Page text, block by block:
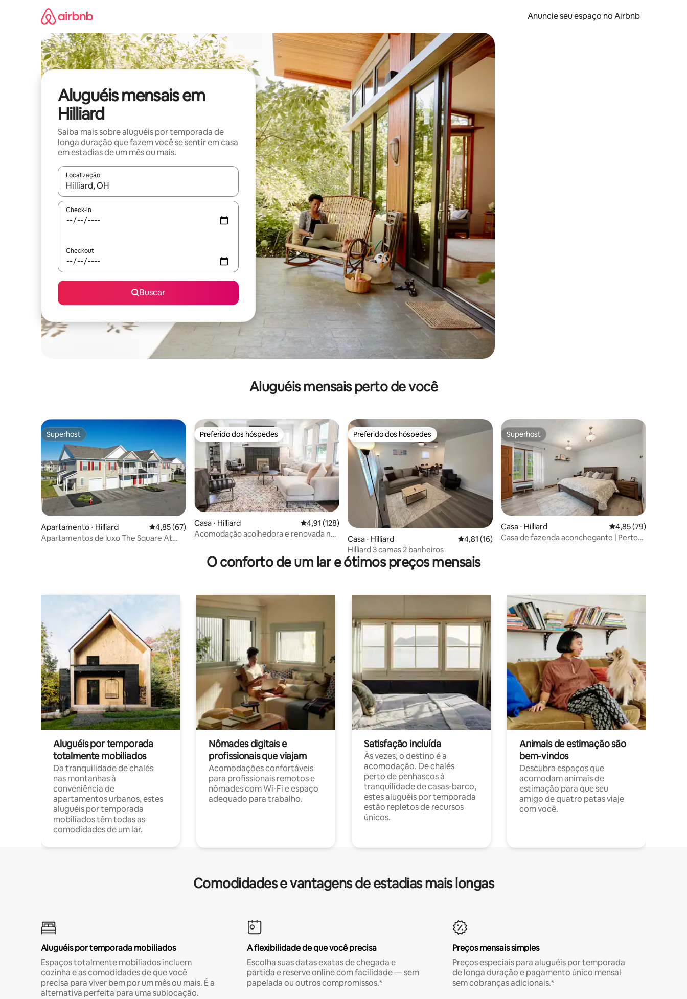
Anuncie seu espaço no Airbnb
Aluguéis mensais em
Hilliard
Saiba mais sobre aluguéis por temporada de
longa duração que fazem você se sentir em casa
em estadias de um mês ou mais.
Localização
Quando os resultados estiverem disponíveis, explore-os usando as seta para cima e para baixo do teclado ou tocando e deslizando o dedo na tela.
Check-in
Checkout
Buscar
Aluguéis mensais perto de você
Superhost
Superhost
Apartamento ⋅ Hilliard 4,85 de uma avaliação média de 5, 67 avaliações
4,85 (67)
Apartamentos de luxo The Square At
Preferido dos hóspedes
Preferido dos hóspedes
Casa ⋅ Hilliard 4,91 de uma avaliação média de 5, 128 avaliações
4,91 (128)
Acomodação acolhedora e renovada no
Preferido dos hóspedes
Preferido dos hóspedes
Casa ⋅ Hilliard 4,81 de uma avaliação média de 5, 16 avaliações
4,81 (16)
Hilliard 3 camas 2 banheiros
Superhost
Superhost
Casa ⋅ Hilliard 4,85 de uma
4,85 (79)
Casa de fazenda aconchegante | Perto
O conforto de um lar e ótimos preços mensais
Aluguéis por temporada
totalmente mobiliados
Da tranquilidade de chalés
nas montanhas à
conveniência de
apartamentos urbanos, estes
aluguéis por temporada
mobiliados têm todas as
comodidades de um lar.
Nômades digitais e
profissionais que viajam
Acomodações confortáveis
para profissionais remotos e
nômades com Wi-Fi e espaço
adequado para trabalho.
Satisfação incluída
Às vezes, o destino é a
acomodação. De chalés
perto de penhascos à
tranquilidade de casas-barco,
estes aluguéis por temporada
estão repletos de recursos
únicos.
Animais de estimação são
bem-vindos
Descubra espaços que
acomodam animais de
estimação para que seu
amigo de quatro patas viaje
com você.
Comodidades e vantagens de estadias mais longas
Aluguéis por temporada mobiliados
Espaços totalmente mobiliados incluem
cozinha e as comodidades de que você
precisa para viver bem por um mês ou mais. É a
alternativa perfeita para uma sublocação.
A flexibilidade de que você precisa
Escolha suas datas exatas de chegada e
partida e reserve online com facilidade — sem
papelada ou outros compromissos.*
Preços mensais simples
Preços especiais para aluguéis por temporada
de longa duração e pagamento único mensal
sem cobranças adicionais.*